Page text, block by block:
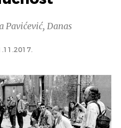
Pavićević, Danas